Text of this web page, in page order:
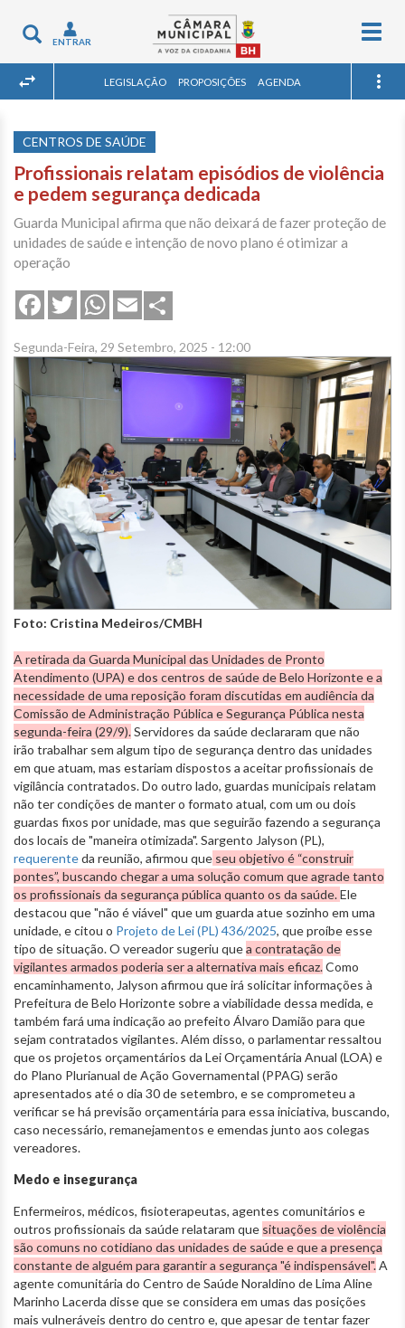
Toggle
navigation
ENTRAR
LEGISLAÇÃO PROPOSIÇÕES AGENDA
CENTROS DE SAÚDE
Profissionais relatam episódios de violência
e pedem segurança dedicada
Guarda Municipal afirma que não deixará de fazer proteção de
unidades de saúde e intenção de novo plano é otimizar a
operação
FacebookTwitterWhatsApp
Email
Segunda-Feira, 29 Setembro, 2025 - 12:00
Foto: Cristina Medeiros/CMBH
A retirada da Guarda Municipal das Unidades de Pronto
Atendimento (UPA) e dos centros de saúde de Belo Horizonte e a
necessidade de uma reposição foram discutidas em audiência da
Comissão de Administração Pública e Segurança Pública nesta
segunda-feira (29/9).Servidores da saúde declararam que não
irão trabalhar sem algum tipo de segurança dentro das unidades
em que atuam, mas estariam dispostos a aceitar profissionais de
vigilância contratados. Do outro lado, guardas municipais relatam
não ter condições de manter o formato atual, com um ou dois
guardas fixos por unidade, mas que seguirão fazendo a segurança
dos locais de "maneira otimizada". Sargento Jalyson (PL),
requerenteda reunião, afirmou que seu objetivo é “construir
pontes”, buscando chegar a uma solução comum que agrade tanto
os profissionais da segurança pública quanto os da saúde.Ele
destacou que "não é viável" que um guarda atue sozinho em uma
unidade, e citou o Projeto de Lei (PL) 436/2025, que proíbe esse
tipo de situação. O vereador sugeriu quea contratação de
vigilantes armados poderia ser a alternativa mais eficaz.Como
encaminhamento, Jalyson afirmou que irá solicitar informações à
Prefeitura de Belo Horizonte sobre a viabilidade dessa medida, e
também fará uma indicação ao prefeito Álvaro Damião para que
sejam contratados vigilantes. Além disso, o parlamentar ressaltou
que os projetos orçamentários da Lei Orçamentária Anual (LOA) e
do Plano Plurianual de Ação Governamental (PPAG) serão
apresentados até o dia 30 de setembro, e se comprometeu a
verificar se há previsão orçamentária para essa iniciativa, buscando,
caso necessário, remanejamentos e emendas junto aos colegas
vereadores.
Medo e insegurança
Enfermeiros, médicos, fisioterapeutas, agentes comunitários e
outros profissionais da saúde relataram que situações de violência
são comuns no cotidiano das unidades de saúde e que a presença
constante de alguém para garantir a segurança "é indispensável".A
agente comunitária do Centro de Saúde Noraldino de Lima Aline
Marinho Lacerda disse que se considera em umas das posições
mais vulneráveis dentro do centro e, que apesar de tentar fazer